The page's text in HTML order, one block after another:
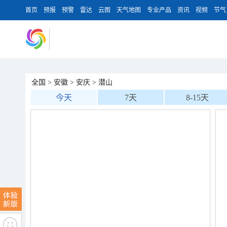
首页 预报 预警 雷达 云图 天气地图 专业产品 资讯 视频 节气
全国 > 安徽 > 安庆 > 潜山
今天 7天 8-15天